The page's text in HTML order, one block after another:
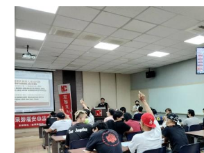
隱
私
權
宣
告
資
訊
人，對於臺灣的相關規定都還不熟悉
神的聽講，也熱烈發言提問，座談結
滿載而歸。 曾副局長特別提醒在座的
生遭勞力剝削案例時有所聞，如果發
打1955或110報案。另外安全問題是
件事，希望透過警察局講授的內容，
意識，讓大家在臺灣求學期間，都能
返鄉發揮所長。